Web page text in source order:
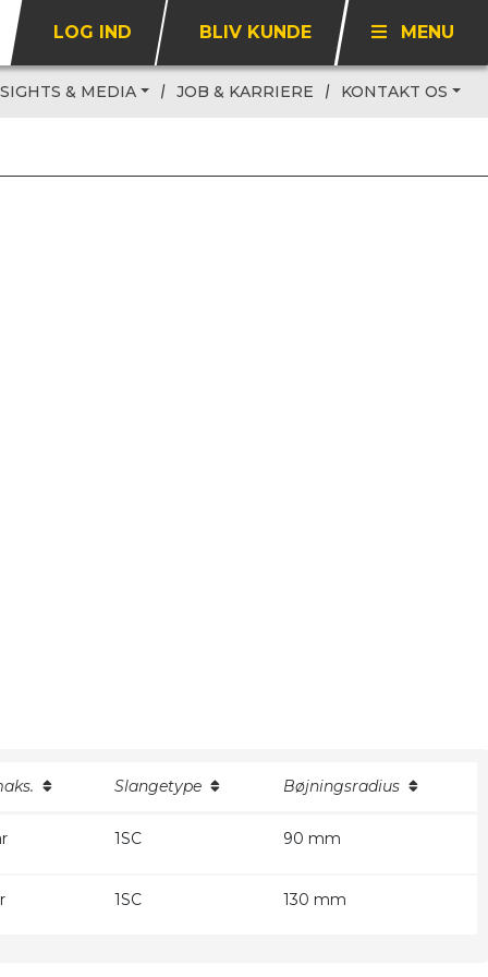
LOG IND BLIV KUNDE MENU
& MEDIA JOB & KARRIERE KONTAKT OS
Slangetype Bøjningsradius
1SC 90 mm
1SC 130 mm